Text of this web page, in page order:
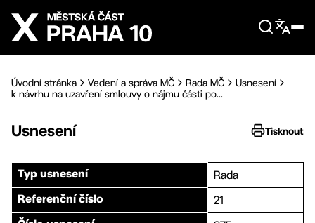
Přejít na hlavní obsah
Úvodní stránka Vedení a správa MČ Rada MČ
Usnesení
k návrhu na uzavření smlouvy o nájmu části po...
Usnesení Tisknout
Typ usnesení Rada
Referenční číslo 21